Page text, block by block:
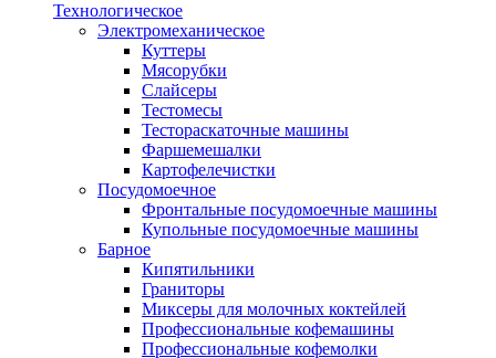
Технологическое
Электромеханическое
Куттеры
Мясорубки
Слайсеры
Тестомесы
Тестораскаточные машины
Фаршемешалки
Картофелечистки
Посудомоечное
Фронтальные посудомоечные машины
Купольные посудомоечные машины
Барное
Кипятильники
Граниторы
Миксеры для молочных коктейлей
Профессиональные кофемашины
Профессиональные кофемолки